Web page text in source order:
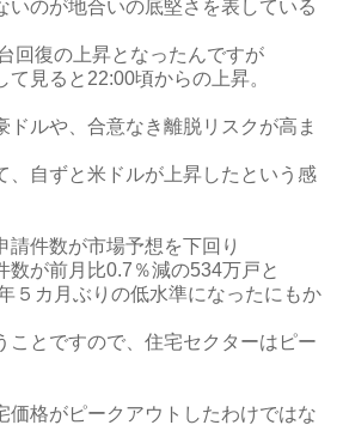
いのが地合いの底堅さを表している
回復の上昇となったんですが
見ると22:00頃からの上昇。
ドルや、合意なき離脱リスクが高ま
、自ずと米ドルが上昇したという感
請件数が市場予想を下回り
数が前月比0.7％減の534万戸と
５カ月ぶりの低水準になったにもか
ことですので、住宅セクターはピー
価格がピークアウトしたわけではな